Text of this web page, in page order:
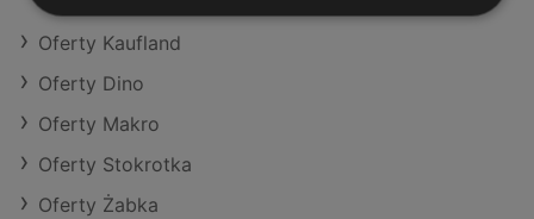
Oferty Kaufland
Oferty Dino
Oferty Makro
Oferty Stokrotka
Oferty Żabka